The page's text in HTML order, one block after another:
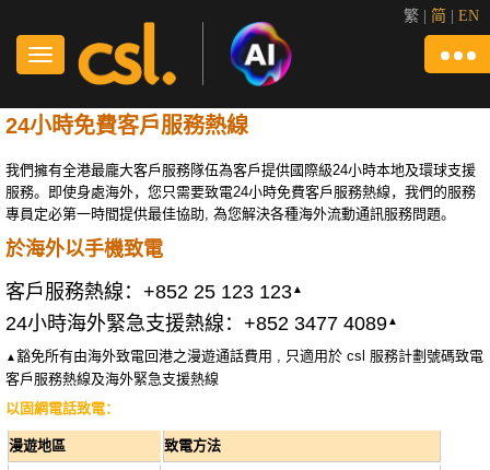
繁 简 EN
24小時免費客戶服務熱線
我們擁有全港最龐大客戶服務隊伍為客戶提供國際級24小時本地及環球支援
服務。即使身處海外，您只需要致電24小時免費客戶服務熱線，我們的服務
專員定必第一時間提供最佳協助, 為您解決各種海外流動通訊服務問題。
於海外以手機致電
客戶服務熱線：+852 25 123 123▲
24小時海外緊急支援熱線：+852 3477 4089▲
▲豁免所有由海外致電回港之漫遊通話費用 , 只適用於 csl 服務計劃號碼致電
客戶服務熱線及海外緊急支援熱線
以固網電話致電：
漫遊地區 致電方法